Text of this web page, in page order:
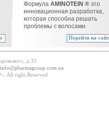
Формула AMINOTEIN ® это
инновационная разработка,
которая способна решать
проблемы с волосами.
Перейти на сайт
д.33
info@pharmagroup.com.ua
All right Reserved